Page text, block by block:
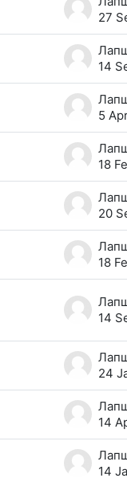
27
14
5
18
20
18
14
24
14
14